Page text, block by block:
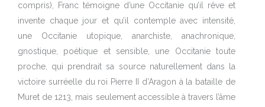
compris), Franc témoigne d’une Occitanie qu’il rêve et
invente chaque jour et qu’il contemple avec intensité,
une Occitanie utopique, anarchiste, anachronique,
gnostique, poétique et sensible, une Occitanie toute
proche, qui prendrait sa source naturellement dans la
victoire surréelle du roi Pierre II d’Aragon à la bataille de
Muret de 1213, mais seulement accessible à travers l’âme